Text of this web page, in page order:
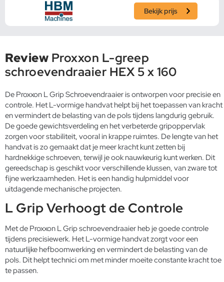
Bekijk prijs
Review Proxxon L-greep
schroevendraaier HEX 5 x 160
De Proxxon L Grip Schroevendraaier is ontworpen voor precisie en
controle. Het L-vormige handvat helpt bij het toepassen van kracht
en vermindert de belasting van de pols tijdens langdurig gebruik.
De goede gewichtsverdeling en het verbeterde gripoppervlak
zorgen voor stabiliteit, vooral in krappe ruimtes. De lengte van het
handvat is zo gemaakt dat je meer kracht kunt zetten bij
hardnekkige schroeven, terwijl je ook nauwkeurig kunt werken. Dit
gereedschap is geschikt voor verschillende klussen, van zware tot
fijne werkzaamheden. Het is een handig hulpmiddel voor
uitdagende mechanische projecten.
L Grip Verhoogt de Controle
Met de Proxxon L Grip schroevendraaier heb je goede controle
tijdens precisiewerk. Het L-vormige handvat zorgt voor een
natuurlijke hefboomwerking en vermindert de belasting van de
pols. Dit helpt technici om met minder moeite constante kracht toe
te passen.